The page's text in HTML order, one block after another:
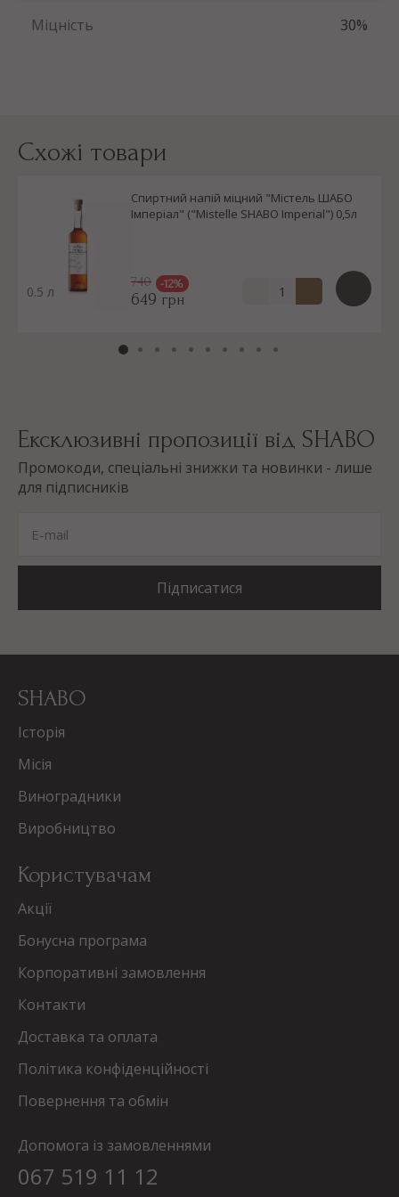
Міцність 30%
Схожі товари
0.5 л
Спиртний напій міцний "Містель ШАБО
Імперіал" ("Mistelle SHABO Imperial") 0,5л
740 -12%
649 грн
Ексклюзивні пропозиції від SHABO
Промокоди, спеціальні знижки та новинки - лише
для підписників
E-mail
Підписатися
SHABO
Історія
Місія
Виноградники
Виробництво
Користувачам
Акції
Бонусна програма
Корпоративні замовлення
Контакти
Доставка та оплата
Політика конфіденційності
Повернення та обмін
Допомога із замовленнями
067 519 11 12